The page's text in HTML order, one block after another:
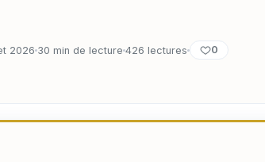
2026 30 min de lecture 426 lectures 0